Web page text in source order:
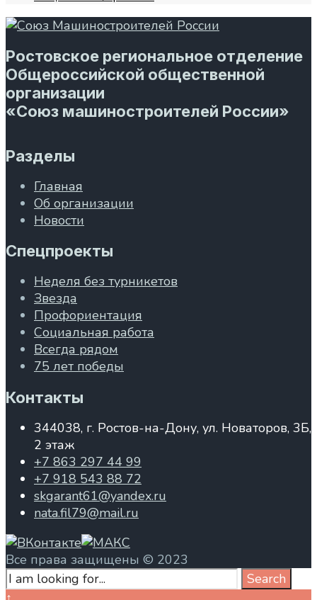
Ростовское региональное отделение
Общероссийской общественной
организации
«Союз машиностроителей России»
Разделы
Главная
Об организации
Новости
Спецпроекты
Неделя без турникетов
Звезда
Профориентация
Социальная работа
Всегда рядом
75 лет победы
Контакты
344038, г. Ростов-на-Дону, ул. Новаторов, 3Б,
2 этаж
+7 863 297 44 99
+7 918 543 88 72
skgarant61@yandex.ru
nata.fil79@mail.ru
Все права защищены © 2023
Search
for:
Search